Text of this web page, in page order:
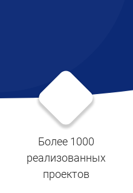
Более 1000
реализованных
проектов